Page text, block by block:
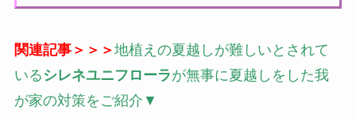
関連記事＞＞＞地植えの夏越しが難しいとされて
いる シレネユニフローラが無事に夏越しをした我
が家の対策をご紹介▼